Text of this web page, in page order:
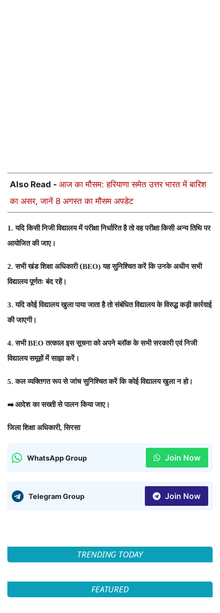
Also Read - आज का मौसम: हरियाणा समेत उत्तर भारत में बारिश
का असर, जानें 8 अगस्त का मौसम अपडेट
1.यदि किसी निजी विद्यालय में परीक्षा निर्धारित है तो वह परीक्षा किसी अन्य तिथि पर
आयोजित की जाए।
2.सभी खंड शिक्षा अधिकारी (BEO)यह सुनिश्चित करें कि उनके अधीन सभी
विद्यालय पूर्णतः बंद रहें।
3.यदि कोई विद्यालय खुला पाया जाता है तो संबंधित विद्यालय के विरुद्ध कड़ी कार्रवाई
की जाएगी।
4.सभीBEOतत्काल इस सूचना को अपने ब्लॉक के सभी सरकारी एवं निजी
विद्यालय समूहों में साझा करें।
5.कल व्यक्तिगत रूप से जांच सुनिश्चित करें कि कोई विद्यालय खुला न हो।
➡आदेश का सख्ती से पालन किया जाए।
जिला शिक्षा अधिकारी,सिरसा
WhatsApp Group Join Now
Telegram Group Join Now
TRENDING TODAY
FEATURED